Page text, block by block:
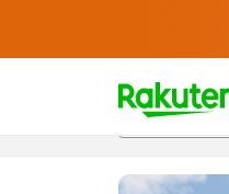
t
p
a
개요객실 & 숙